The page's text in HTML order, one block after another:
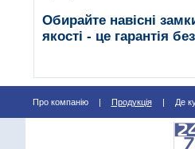
Обирайте навісні
якості - це гарантія
Про компанію | Продукція | Де